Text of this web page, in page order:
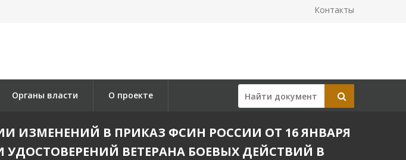
Контакты
Органы власти О проекте
ИЗМЕНЕНИЙ В ПРИКАЗ ФСИН РОССИИ ОТ 16 ЯНВАРЯ
УДОСТОВЕРЕНИЙ ВЕТЕРАНА БОЕВЫХ ДЕЙСТВИЙ В